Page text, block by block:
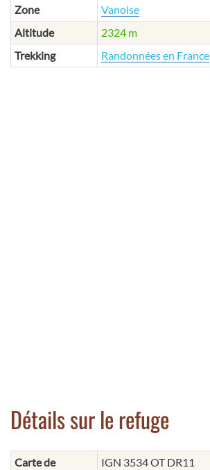
Zone
Vanoise
Altitude
2324 m
Trekking
Randonnées en France
Détails sur le refuge
Carte de
IGN 3534 OT DR11